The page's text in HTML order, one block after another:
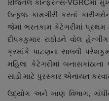
નાણાંકીય સમાચાર
સ્થાનિક સમાચાર
સ્પોર્ટ્સ
રાશિફળ
રિજિનલ કોન્ફરન્સ-VGRCમાં
ઉત્કૃષ્ઠ કામગીરી કરતાં
જેમાં ભરતકામ કેટેગરીમાં પ્રથમ
દીપકકુમાર રાઠોડને વોલ
ક્રમાંકે પાટણના સાલવી
મહિલા કેટેગરીમાં
સાડી માટે પુરસ્કાર એનાયત
ઉદ્યોગ અને ખાણ વિભાગ,